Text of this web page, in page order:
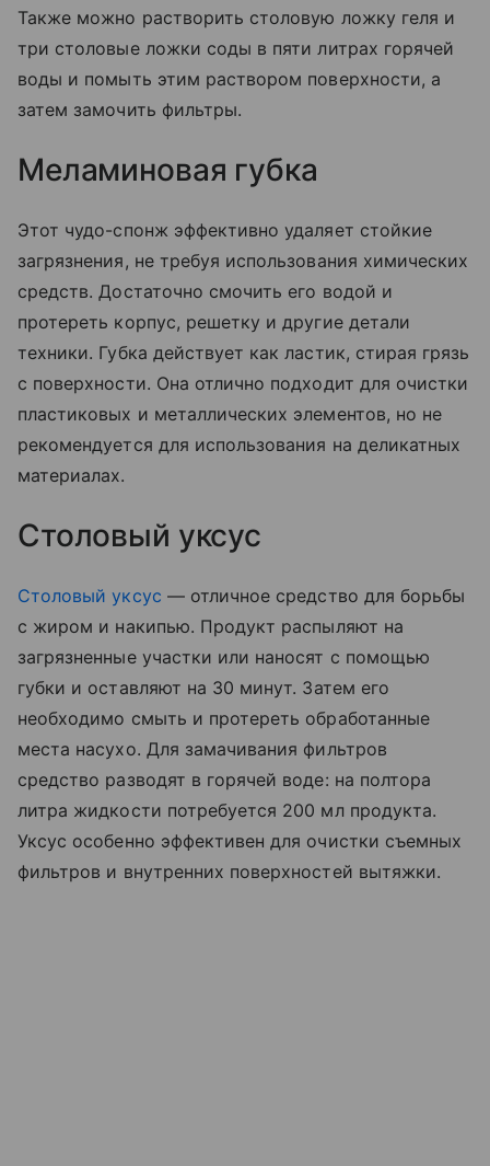
Также можно растворить столовую ложку геля и
три столовые ложки соды в пяти литрах горячей
воды и помыть этим раствором поверхности, а
затем замочить фильтры.
Меламиновая губка
Этот чудо-спонж эффективно удаляет стойкие
загрязнения, не требуя использования химических
средств. Достаточно смочить его водой и
протереть корпус, решетку и другие детали
техники. Губка действует как ластик, стирая грязь
с поверхности. Она отлично подходит для очистки
пластиковых и металлических элементов, но не
рекомендуется для использования на деликатных
материалах.
Столовый уксус
Столовый уксус — отличное средство для борьбы
с жиром и накипью. Продукт распыляют на
загрязненные участки или наносят с помощью
губки и оставляют на 30 минут. Затем его
необходимо смыть и протереть обработанные
места насухо. Для замачивания фильтров
средство разводят в горячей воде: на полтора
литра жидкости потребуется 200 мл продукта.
Уксус особенно эффективен для очистки съемных
фильтров и внутренних поверхностей вытяжки.